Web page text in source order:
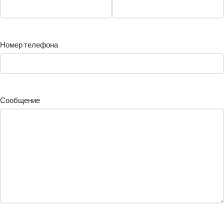
Номер телефона
Сообщение